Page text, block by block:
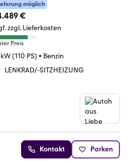
möglich
€
zzgl. Lieferkosten
Preis
(110 PS) • Benzin
LENKRAD/-SITZHEIZUNG
Kontakt Parken